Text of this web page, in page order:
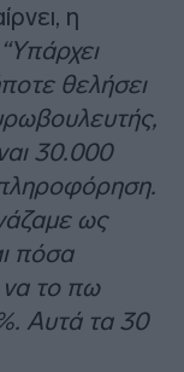
η
“Υπάρχει
θελήσει
30.000
ως
πόσα
να το πω
Αυτά τα 30